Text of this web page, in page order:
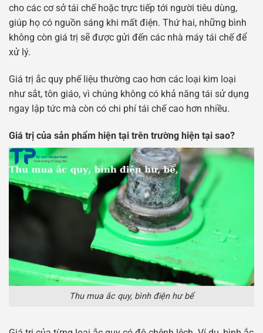
cho các cơ sở tái chế hoặc trực tiếp tới người tiêu dùng,
giúp họ có nguồn sáng khi mất điện. Thứ hai, những bình
không còn giá trị sẽ được gửi đến các nhà máy tái chế để
xử lý.
Giá trị ắc quy phế liệu thường cao hơn các loại kim loại
như sắt, tôn giáo, vì chúng không có khả năng tái sử dụng
ngay lập tức mà còn có chi phí tái chế cao hơn nhiều.
Giá trị của sản phẩm hiện tại trên trường hiện tại sao?
Thu mua ắc quy, bình điện hư bể